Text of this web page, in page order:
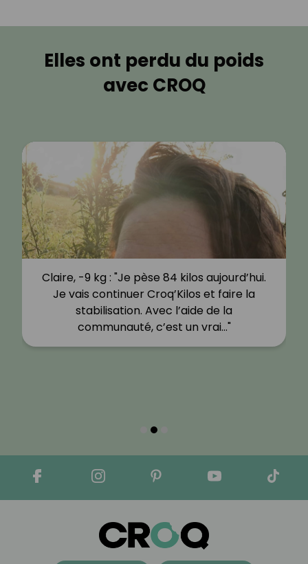
Elles ont perdu du poids
avec CROQ
Claire, -9 kg : "Je pèse 84 kilos aujourd’hui.
Je vais continuer Croq’Kilos et faire la
stabilisation. Avec l’aide de la
communauté, c’est un vrai…"